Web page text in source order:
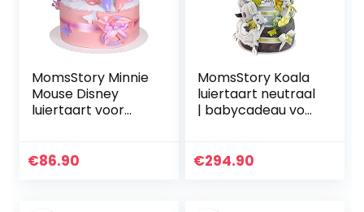
MomsStory Minnie
Mouse Disney
luiertaart voor
geboorte, doop,
€86.90
MomsStory Koala
luiertaart neutraal
| babycadeau voor
verdiepingen
€294.90